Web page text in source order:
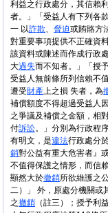
利益之行政處分，其信賴
者。」「受益人有下列各
一 以詐欺、 脅迫或賄賂方
對重要事項提供不正確資
該資料或陳述而作成行政
大過失而不知者。」「授
受益人無前條所列信賴不
遭受財產上之損 失者，為
補償額度不得超過受益人
之爭議及補償之金額，相
付訴訟。」分別為行政程
有明文，是違法行政處分
銷對公益有重大危害者』
不值得保護之情形，而信
顯然大於撤銷所欲維護之
二）」 外，原處分機關或
之撤銷 （註三）；授予利